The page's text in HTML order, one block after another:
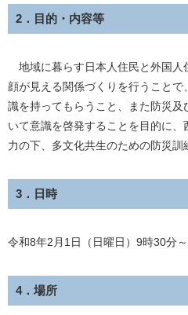
2．目的・内容等
地域に暮らす日本人住民と外国人
顔が見える関係づくりを行うこと
識を持ってもらうこと、また防災
いて意識を啓発することを目的に
力の下、多文化共生のための防災訓
3．日時
令和8年2月1日（日曜日）9時30分～
4．場所